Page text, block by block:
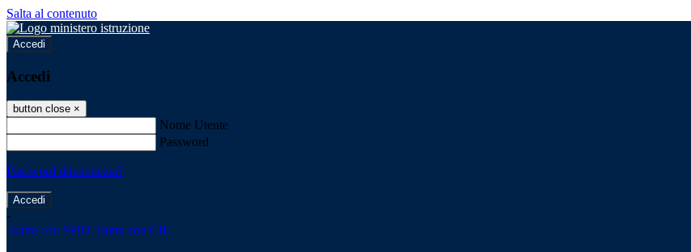
Salta al contenuto
Accedi
Accedi
button close ×
Nome Utente
Password
Password dimenticata?
-
Entra con SPID Entra con CIE